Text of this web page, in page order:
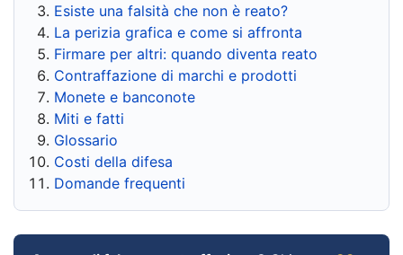
Esiste una falsità che non è reato?
La perizia grafica e come si affronta
Firmare per altri: quando diventa reato
Contraffazione di marchi e prodotti
Monete e banconote
Miti e fatti
Glossario
Costi della difesa
Domande frequenti